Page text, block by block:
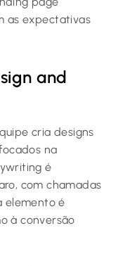
as expectativas
and
cria designs
na
é
com chamadas
elemento é
à conversão